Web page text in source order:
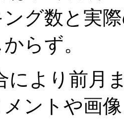
グ数と実
らず。
により前月
ントや画